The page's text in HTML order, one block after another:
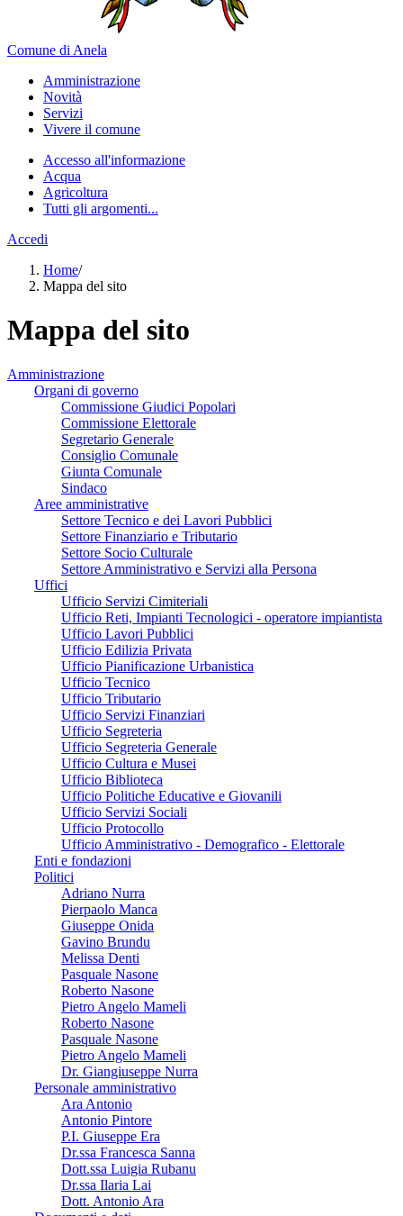
Comune di Anela
Amministrazione
Novità
Servizi
Vivere il comune
Accesso all'informazione
Acqua
Agricoltura
Tutti gli argomenti...
Accedi
Home/
Mappa del sito
Mappa del sito
Amministrazione
Organi di governo
Commissione Giudici Popolari
Commissione Elettorale
Segretario Generale
Consiglio Comunale
Giunta Comunale
Sindaco
Aree amministrative
Settore Tecnico e dei Lavori Pubblici
Settore Finanziario e Tributario
Settore Socio Culturale
Settore Amministrativo e Servizi alla Persona
Uffici
Ufficio Servizi Cimiteriali
Ufficio Reti, Impianti Tecnologici - operatore impiantista
Ufficio Lavori Pubblici
Ufficio Edilizia Privata
Ufficio Pianificazione Urbanistica
Ufficio Tecnico
Ufficio Tributario
Ufficio Servizi Finanziari
Ufficio Segreteria
Ufficio Segreteria Generale
Ufficio Cultura e Musei
Ufficio Biblioteca
Ufficio Politiche Educative e Giovanili
Ufficio Servizi Sociali
Ufficio Protocollo
Ufficio Amministrativo - Demografico - Elettorale
Enti e fondazioni
Politici
Adriano Nurra
Pierpaolo Manca
Giuseppe Onida
Gavino Brundu
Melissa Denti
Pasquale Nasone
Roberto Nasone
Pietro Angelo Mameli
Roberto Nasone
Pasquale Nasone
Pietro Angelo Mameli
Dr. Giangiuseppe Nurra
Personale amministrativo
Ara Antonio
Antonio Pintore
P.I. Giuseppe Era
Dr.ssa Francesca Sanna
Dott.ssa Luigia Rubanu
Dr.ssa Ilaria Lai
Dott. Antonio Ara